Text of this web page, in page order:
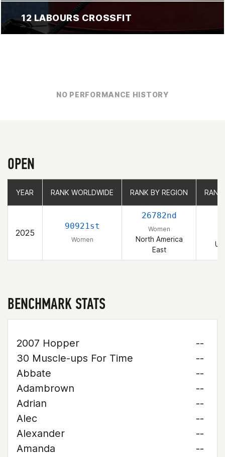
12 LABOURS CROSSFIT
NO PERFORMANCE HISTORY
OPEN
YEAR RANK WORLDWIDE RANK BY REGION
2025
90921st
Women
26782nd
Women
North America
East
YEAR RANK WORLDWIDE RANK BY REGION
BENCHMARK STATS
2007 Hopper
--
30 Muscle-ups For Time
--
Abbate
--
Adambrown
--
Adrian
--
Alec
--
Alexander
--
Amanda
--